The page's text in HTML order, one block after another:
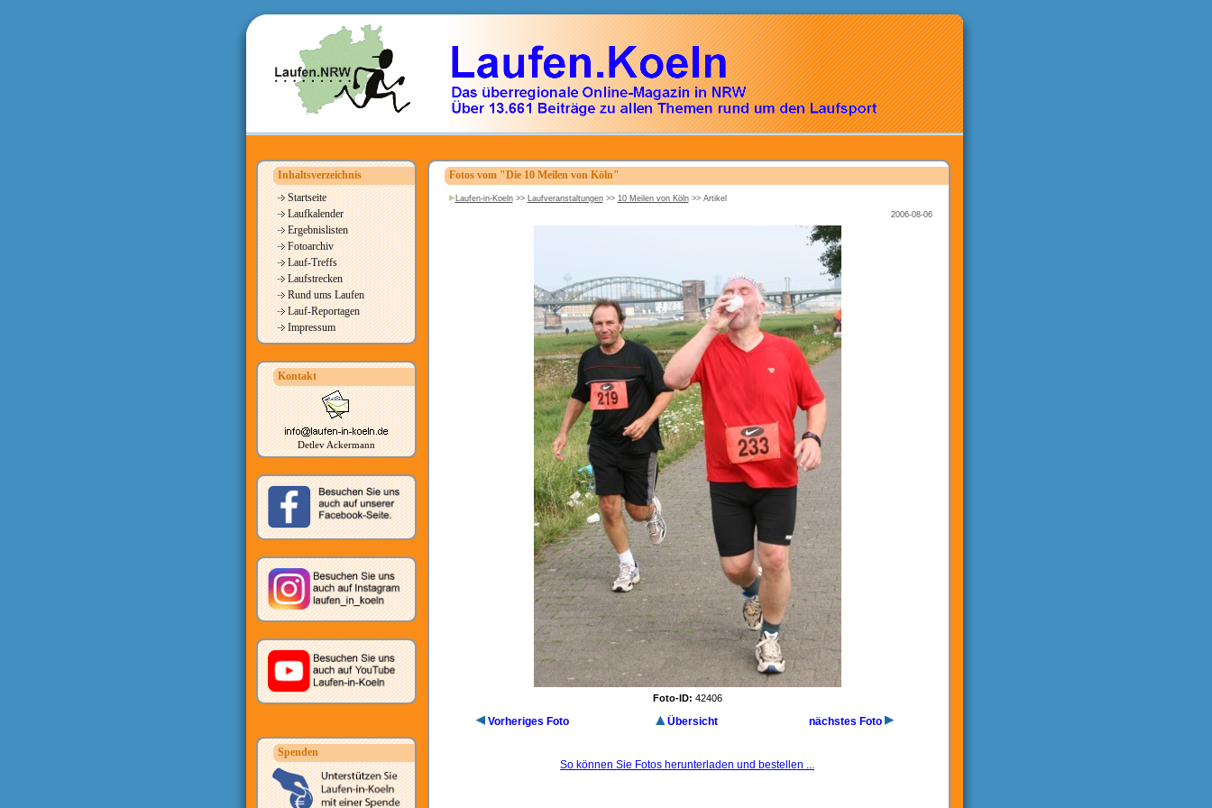
Inhaltsverzeichnis
Startseite
Laufkalender
Ergebnislisten
Fotoarchiv
Lauf-Treffs
Laufstrecken
Rund ums Laufen
Lauf-Reportagen
Impressum
Kontakt
Detlev Ackermann
Spenden
Fotos vom "Die 10 Meilen von Köln"
Laufen-in-Koeln>> Laufveranstaltungen>> 10 Meilen von Köln>> Artikel
2006-08-06
Foto-ID: 42406
Vorheriges Foto Übersicht nächstes Foto
So können Sie Fotos herunterladen und bestellen ...